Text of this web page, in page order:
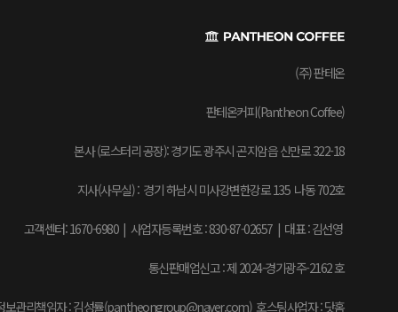
(주) 판테온
판테온커피(Pantheon Coffee)
본사 (로스터리 공장): 경기도 광주시 곤지암읍 신만로 322-18
지사(사무실) : 경기 하남시 미사강변한강로 135 나동 702호
고객센터: 1670-6980 | 사업자등록번호 : 830-87-02657 | 대표 : 김선영
통신판매업신고 : 제 2024-경기광주-2162 호
보관리책임자 : 김성률(pantheongroup@naver.com) 호스팅사업자 : 닷홈